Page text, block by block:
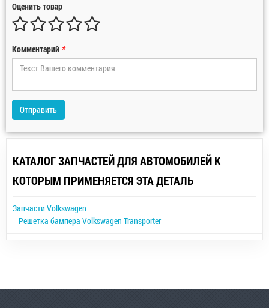
Оценить товар
Комментарий *
Отправить
КАТАЛОГ ЗАПЧАСТЕЙ ДЛЯ АВТОМОБИЛЕЙ К
КОТОРЫМ ПРИМЕНЯЕТСЯ ЭТА ДЕТАЛЬ
Запчасти Volkswagen
Решетка бампера Volkswagen Transporter